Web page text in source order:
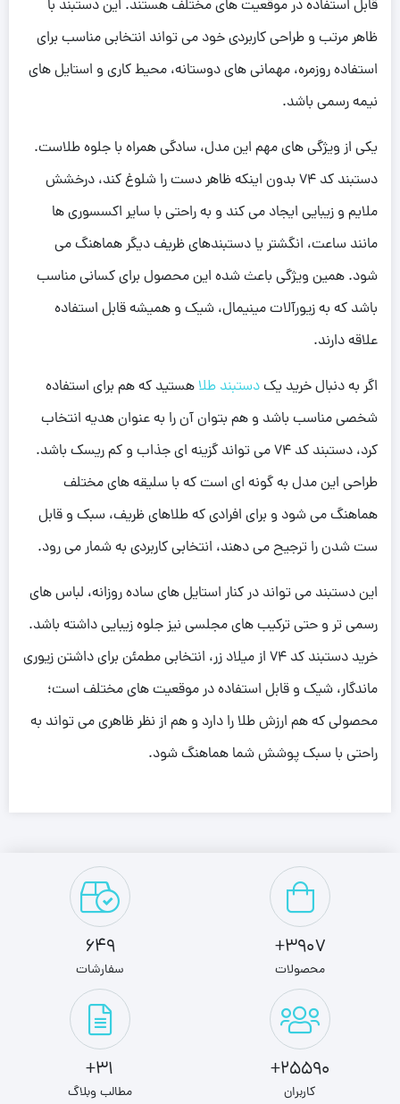
قابل استفاده در موقعیت های مختلف هستند. این دستبند با
ظاهر مرتب و طراحی کاربردی خود می تواند انتخابی مناسب برای
استفاده روزمره، مهمانی های دوستانه، محیط کاری و استایل های
نیمه رسمی باشد.
یکی از ویژگی های مهم این مدل، سادگی همراه با جلوه طلاست.
دستبند کد 74 بدون اینکه ظاهر دست را شلوغ کند، درخشش
ملایم و زیبایی ایجاد می کند و به راحتی با سایر اکسسوری ها
مانند ساعت، انگشتر یا دستبندهای ظریف دیگر هماهنگ می
شود. همین ویژگی باعث شده این محصول برای کسانی مناسب
باشد که به زیورآلات مینیمال، شیک و همیشه قابل استفاده
علاقه دارند.
اگر به دنبال خرید یکدستبند طلا هستید که هم برای استفاده
شخصی مناسب باشد و هم بتوان آن را به عنوان هدیه انتخاب
کرد، دستبند کد 74 می تواند گزینه ای جذاب و کم ریسک باشد.
طراحی این مدل به گونه ای است که با سلیقه های مختلف
هماهنگ می شود و برای افرادی که طلاهای ظریف، سبک و قابل
ست شدن را ترجیح می دهند، انتخابی کاربردی به شمار می رود.
این دستبند می تواند در کنار استایل های ساده روزانه، لباس های
رسمی تر و حتی ترکیب های مجلسی نیز جلوه زیبایی داشته باشد.
خرید دستبند کد 74 از میلاد زر، انتخابی مطمئن برای داشتن زیوری
ماندگار، شیک و قابل استفاده در موقعیت های مختلف است؛
محصولی که هم ارزش طلا را دارد و هم از نظر ظاهری می تواند به
راحتی با سبک پوشش شما هماهنگ شود.
3907+
محصولات
649
سفارشات
25590+
کاربران
31+
مطالب وبلاگ